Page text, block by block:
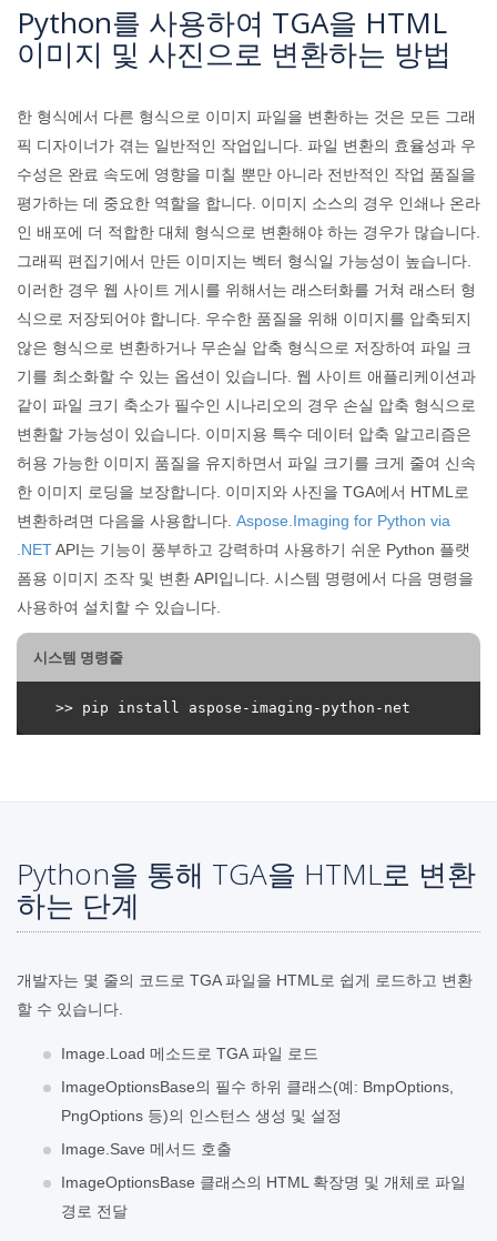
Python를 사용하여 TGA을 HTML
이미지 및 사진으로 변환하는 방법
한 형식에서 다른 형식으로 이미지 파일을 변환하는 것은 모든 그래
픽 디자이너가 겪는 일반적인 작업입니다. 파일 변환의 효율성과 우
수성은 완료 속도에 영향을 미칠 뿐만 아니라 전반적인 작업 품질을
평가하는 데 중요한 역할을 합니다. 이미지 소스의 경우 인쇄나 온라
인 배포에 더 적합한 대체 형식으로 변환해야 하는 경우가 많습니다.
그래픽 편집기에서 만든 이미지는 벡터 형식일 가능성이 높습니다.
이러한 경우 웹 사이트 게시를 위해서는 래스터화를 거쳐 래스터 형
식으로 저장되어야 합니다. 우수한 품질을 위해 이미지를 압축되지
않은 형식으로 변환하거나 무손실 압축 형식으로 저장하여 파일 크
기를 최소화할 수 있는 옵션이 있습니다. 웹 사이트 애플리케이션과
같이 파일 크기 축소가 필수인 시나리오의 경우 손실 압축 형식으로
변환할 가능성이 있습니다. 이미지용 특수 데이터 압축 알고리즘은
허용 가능한 이미지 품질을 유지하면서 파일 크기를 크게 줄여 신속
한 이미지 로딩을 보장합니다. 이미지와 사진을 TGA에서 HTML로
변환하려면 다음을 사용합니다. Aspose.Imaging for Python via
.NETAPI는 기능이 풍부하고 강력하며 사용하기 쉬운 Python 플랫
폼용 이미지 조작 및 변환 API입니다. 시스템 명령에서 다음 명령을
사용하여 설치할 수 있습니다.
시스템 명령줄
Python을 통해 TGA을 HTML로 변환
하는 단계
개발자는 몇 줄의 코드로 TGA 파일을 HTML로 쉽게 로드하고 변환
할 수 있습니다.
Image.Load 메소드로 TGA 파일 로드
ImageOptionsBase의 필수 하위 클래스(예: BmpOptions,
PngOptions 등)의 인스턴스 생성 및 설정
Image.Save 메서드 호출
ImageOptionsBase 클래스의 HTML 확장명 및 개체로 파일
경로 전달